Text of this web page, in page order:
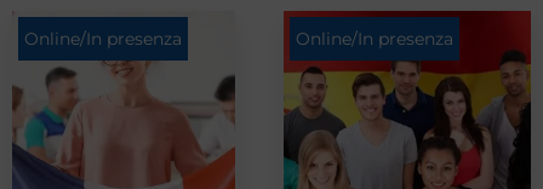
Online/In presenza Online/In presenza